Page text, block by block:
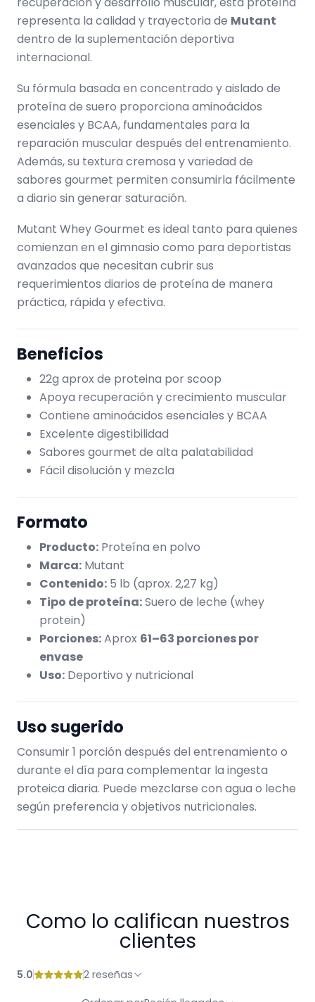
representa la calidad y trayectoria de Mutant
dentro de la suplementación deportiva
internacional.
Su fórmula basada en concentrado y aislado de
proteína de suero proporciona aminoácidos
esenciales y BCAA, fundamentales para la
reparación muscular después del entrenamiento.
Además, su textura cremosa y variedad de
sabores gourmet permiten consumirla fácilmente
a diario sin generar saturación.
Mutant Whey Gourmet es ideal tanto para quienes
comienzan en el gimnasio como para deportistas
avanzados que necesitan cubrir sus
requerimientos diarios de proteína de manera
práctica, rápida y efectiva.
Beneficios
22g aprox de proteina por scoop
Apoya recuperación y crecimiento muscular
Contiene aminoácidos esenciales y BCAA
Excelente digestibilidad
Sabores gourmet de alta palatabilidad
Fácil disolución y mezcla
Formato
Producto: Proteína en polvo
Marca: Mutant
Contenido: 5 lb (aprox. 2,27 kg)
Tipo de proteína:Suero de leche (whey
protein)
Porciones:Aprox 61–63 porciones por
envase
Uso: Deportivo y nutricional
Uso sugerido
Consumir 1 porción después del entrenamiento o
durante el día para complementar la ingesta
proteica diaria. Puede mezclarse con agua o leche
según preferencia y objetivos nutricionales.
Como lo califican nuestros
clientes
5.0
2 reseñas